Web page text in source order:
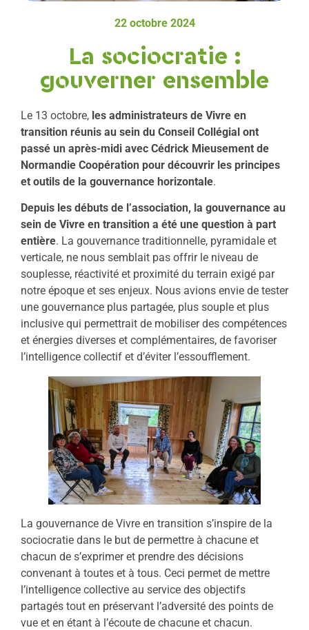
22 octobre 2024
La sociocratie :
gouverner ensemble
Le 13 octobre, les administrateurs de Vivre en
transition réunis au sein du Conseil Collégial ont
passé un après-midi avec Cédrick Mieusement de
Normandie Coopération pour découvrir les principes
et outils de la gouvernance horizontale.
Depuis les débuts de l’association, la gouvernance au
sein de Vivre en transition a été une question à part
entière. La gouvernance traditionnelle, pyramidale et
verticale, ne nous semblait pas offrir le niveau de
souplesse, réactivité et proximité du terrain exigé par
notre époque et ses enjeux. Nous avions envie de tester
une gouvernance plus partagée, plus souple et plus
inclusive qui permettrait de mobiliser des compétences
et énergies diverses et complémentaires, de favoriser
l’intelligence collectif et d’éviter l’essoufflement.
La gouvernance de Vivre en transition s’inspire de la
sociocratie dans le but de permettre à chacune et
chacun de s’exprimer et prendre des décisions
convenant à toutes et à tous. Ceci permet de mettre
l’intelligence collective au service des objectifs
partagés tout en préservant l’adversité des points de
vue et en étant à l’écoute de chacune et chacun.